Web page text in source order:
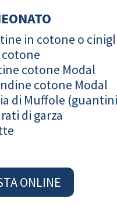
in cotone o
cotone
cotone Modal
cotone Modal
di Muffole
di garza
ONLINE